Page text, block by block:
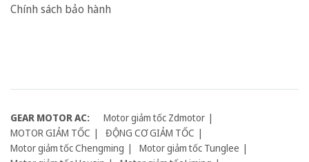
Chính sách bảo hành
GEAR MOTOR AC:
Motor giảm tốc Zdmotor
MOTOR GIẢM TỐC
ĐỘNG CƠ GIẢM TỐC
Motor giảm tốc Chengming
Motor giảm tốc Tunglee